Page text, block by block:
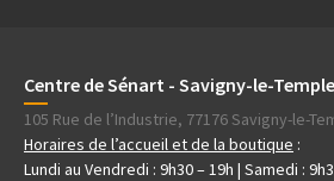
Centre de Sénart - Savigny-le-Temple
105 Rue de l’Industrie, 77176 Savigny-le-
Horaires de l’accueil et de la boutique :
Lundi au Vendredi : 9h30 – 19h | Samedi :